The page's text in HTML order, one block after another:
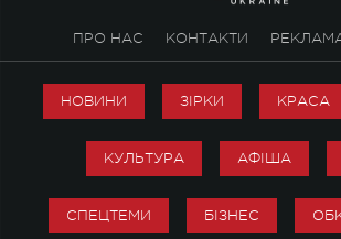
ПРО НАС КОНТАКТИ
НОВИНИ ЗІРКИ КРАСА
КУЛЬТУРА АФІША
СПЕЦТЕМИ БІЗНЕС